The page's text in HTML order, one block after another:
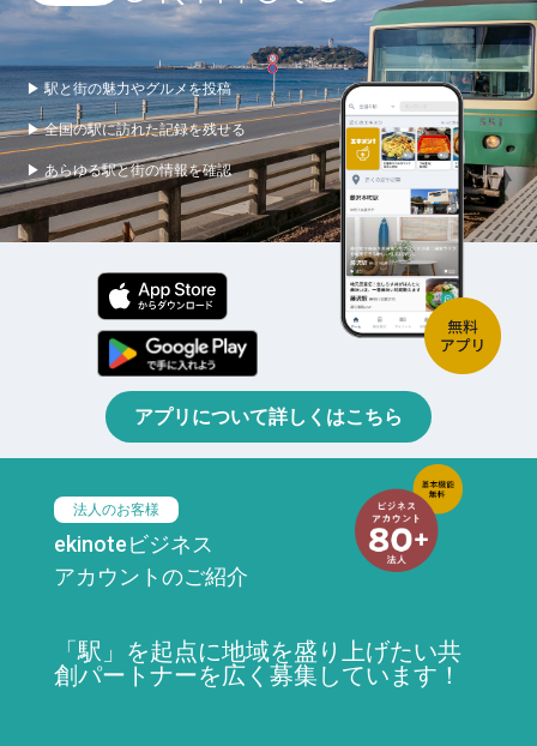
▶ 駅と街の魅力やグルメを投稿
▶ 全国の駅に訪れた記録を残せる
▶ あらゆる駅と街の情報を確認
アプリについて詳しくはこちら
法人のお客様
ekinoteビジネス
アカウントのご紹介
「駅」を起点に地域を盛り上げたい共
創パートナーを広く募集しています！